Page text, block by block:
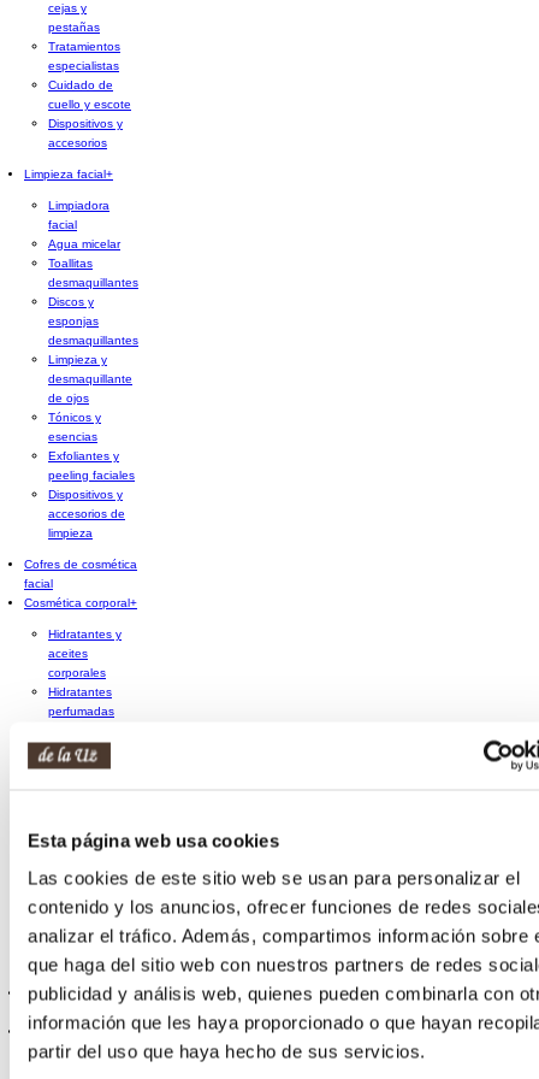
Esta página web usa cookies
Las cookies de este sitio web se usan para personalizar el
contenido y los anuncios, ofrecer funciones de redes
analizar el tráfico. Además, compartimos información sobre
que haga del sitio web con nuestros partners de redes
publicidad y análisis web, quienes pueden combinarla con
información que les haya proporcionado o que hayan
partir del uso que haya hecho de sus servicios.
cejas y
pestañas
Tratamientos
especialistas
Cuidado de
cuello y escote
Dispositivos y
accesorios
Limpieza facial+
Limpiadora
facial
Agua micelar
Toallitas
desmaquillantes
Discos y
esponjas
desmaquillantes
Limpieza y
desmaquillante
de ojos
Tónicos y
esencias
Exfoliantes y
peeling faciales
Dispositivos y
accesorios de
limpieza
Cofres de cosmética
facial
Cosmética corporal+
Hidratantes y
aceites
corporales
Hidratantes
perfumadas
reafirmantes
Exfoliantes
Crema de pies
especialistas
corporales
accesorios
corporales
Cofres de cosmética
Protección solar+
Proteccion solar